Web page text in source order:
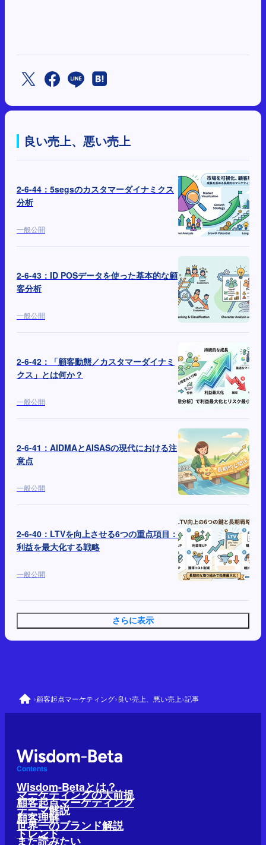
良い売上、悪い売上
2-6-44：5segsのカスタマーダイナミクス
分析
一般公開
2-6-43：ID POSデータを使った基本的な顧
客分析
一般公開
2-6-42：「顧客動態／カスタマーダイナミ
クス」とは何か？
一般公開
2-6-41：AIDMAとAISASの現代における注
意点
一般公開
2-6-40：LTVを向上させる6つの重点項目：
利益を最大化する戦略
一般公開
さらに表示
›顧客起点マーケティング›良い売上、悪い売上›記事
Contents
Wisdom-Betaとは？
マーケティングの大前提
顧客起点マーケティング
テーマ解説
顧客理解
世界一のブランド解説
トレンド
また読みたい